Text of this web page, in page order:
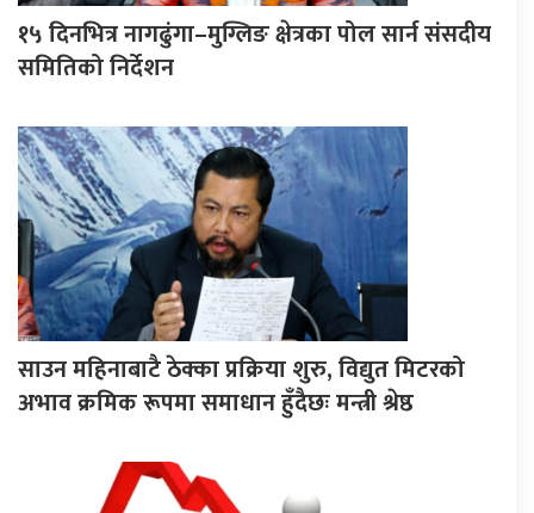
१५ दिनभित्र नागढुंगा–मुग्लिङ क्षेत्रका पोल सार्न संसदीय
समितिको निर्देशन
साउन महिनाबाटै ठेक्का प्रक्रिया शुरु, विद्युत मिटरको
अभाव क्रमिक रूपमा समाधान हुँदैछः मन्त्री श्रेष्ठ